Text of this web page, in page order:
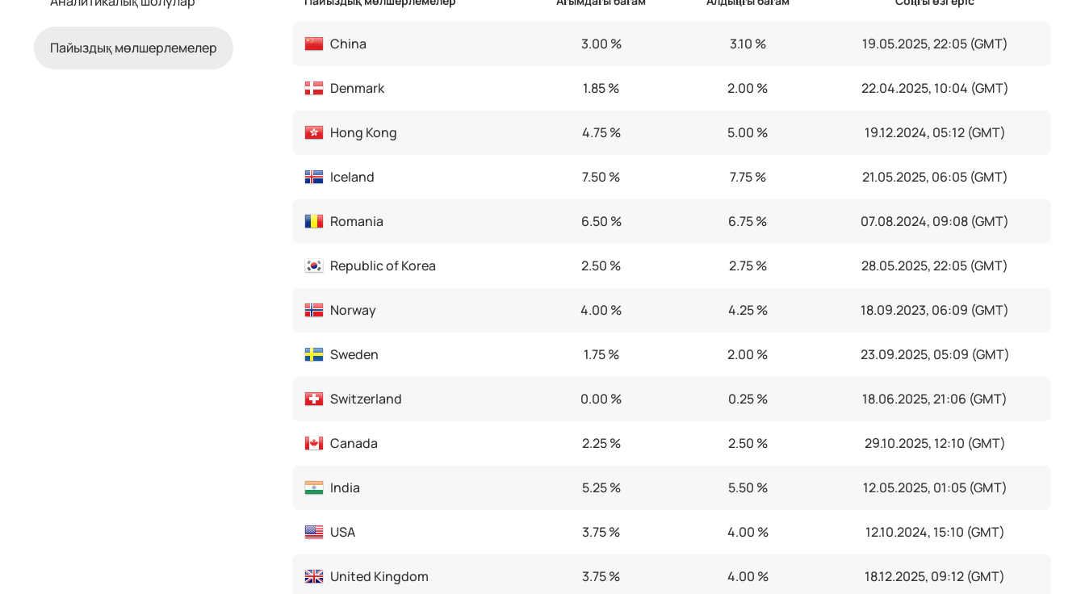
Пайыздық мөлшерлемелер China 3.00 % 3.10 % 19.05.2025, 22:05 (GMT)
Denmark 1.85 % 2.00 % 22.04.2025, 10:04 (GMT)
Hong Kong 4.75 % 5.00 % 19.12.2024, 05:12 (GMT)
Iceland 7.50 % 7.75 % 21.05.2025, 06:05 (GMT)
Romania 6.50 % 6.75 % 07.08.2024, 09:08 (GMT)
Republic of Korea 2.50 % 2.75 % 28.05.2025, 22:05 (GMT)
Norway 4.00 % 4.25 % 18.09.2023, 06:09 (GMT)
Sweden 1.75 % 2.00 % 23.09.2025, 05:09 (GMT)
Switzerland 0.00 % 0.25 % 18.06.2025, 21:06 (GMT)
Canada 2.25 % 2.50 % 29.10.2025, 12:10 (GMT)
India 5.25 % 5.50 % 12.05.2025, 01:05 (GMT)
USA 3.75 % 4.00 % 12.10.2024, 15:10 (GMT)
United Kingdom 3.75 % 4.00 % 18.12.2025, 09:12 (GMT)